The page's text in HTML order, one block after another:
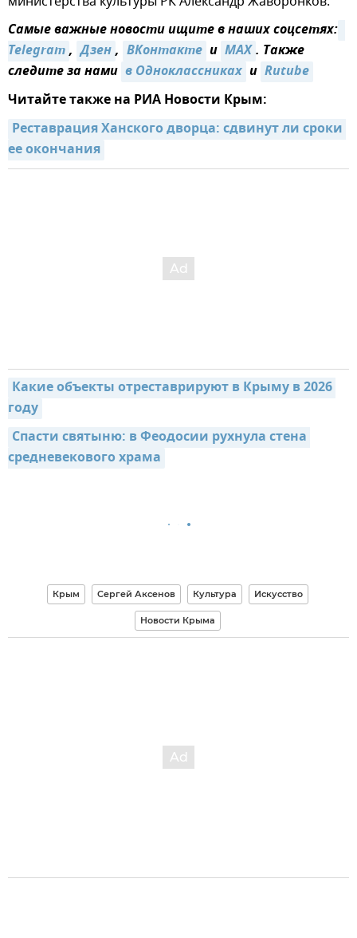
Самые важные новости ищите в наших соцсетях:
Telegram, Дзен, ВКонтакте и MAX. Также
следите за нами в Одноклассниках и Rutube
Читайте также на РИА Новости Крым:
Реставрация Ханского дворца: сдвинут ли сроки
ее окончания
Какие объекты отреставрируют в Крыму в 2026
году
Спасти святыню: в Феодосии рухнула стена
средневекового храма
Крым Сергей Аксенов Культура Искусство
Новости Крыма